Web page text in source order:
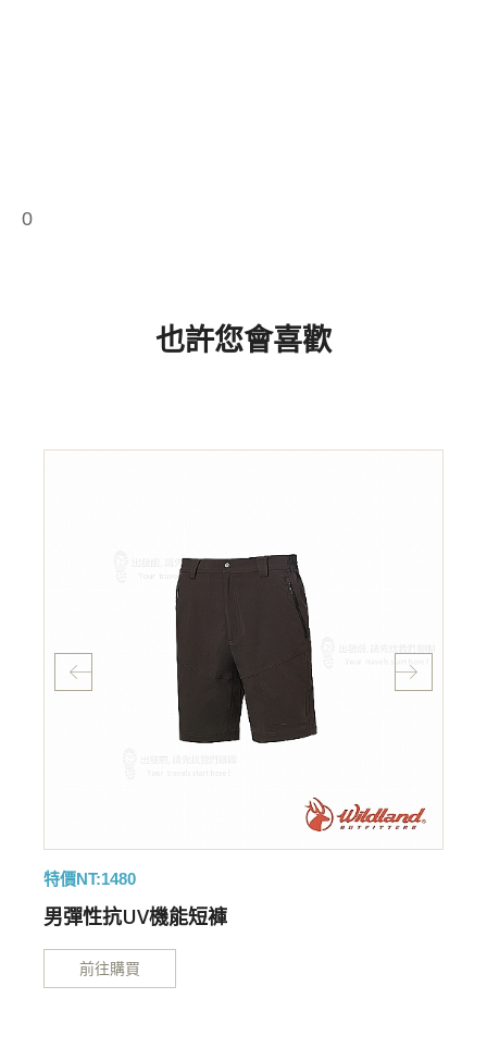
0
也許您會喜歡
特價NT:1480
男彈性抗UV機能短褲
前往購買